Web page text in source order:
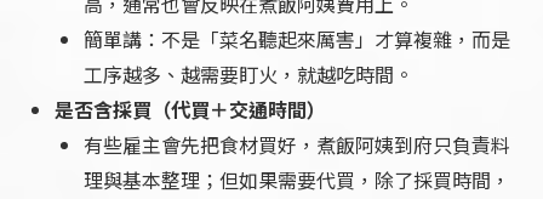
簡單講：不是「菜名聽起來厲害」才算複雜，而是
工序越多、越需要盯火，就越吃時間。
是否含採買（代買＋交通時間）
有些雇主會先把食材買好，煮飯阿姨到府只負責料
理與基本整理；但如果需要代買，除了採買時間，